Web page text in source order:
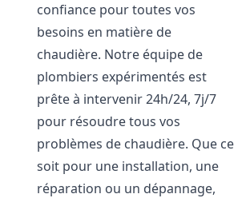
confiance pour toutes vos
besoins en matière de
chaudière. Notre équipe de
plombiers expérimentés est
prête à intervenir 24h/24, 7j/7
pour résoudre tous vos
problèmes de chaudière. Que ce
soit pour une installation, une
réparation ou un dépannage,